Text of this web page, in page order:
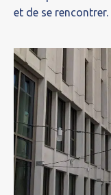
et de se rencontrer.